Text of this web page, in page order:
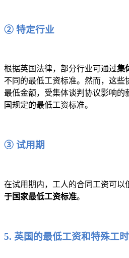
② 特定行业
根据英国法律，部分行业可通过集
不同的最低工资标准。然而，这些
最低金额，受集体谈判协议影响的
国规定的最低工资标准。
③ 试用期
在试用期内，工人的合同工资可以
于国家最低工资标准。
5. 英国的最低工资和特殊工时